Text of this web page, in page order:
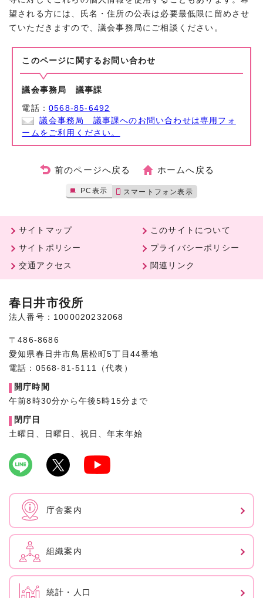
望される方には、氏名・住所の公表は必要最低限に留めさせ
ていただきますので、議会事務局にご相談ください。
このページに関する お問い合わせ
議会事務局 議事課
電話：0568-85-6492
議会事務局 議事課へのお問い合わせは専用フォ
ームをご利用ください。
前のページへ戻る ホームへ戻る
PC表示 スマートフォン表示
サイトマップ
このサイトについて
サイトポリシー
プライバシーポリシー
交通アクセス
関連リンク
春日井市役所
法人番号：1000020232068
〒486-8686
愛知県春日井市鳥居松町5丁目44番地
電話：0568-81-5111（代表）
開庁時間
午前8時30分から午後5時15分まで
閉庁日
土曜日、日曜日、祝日、年末年始
庁舎案内
組織案内
統計・人口